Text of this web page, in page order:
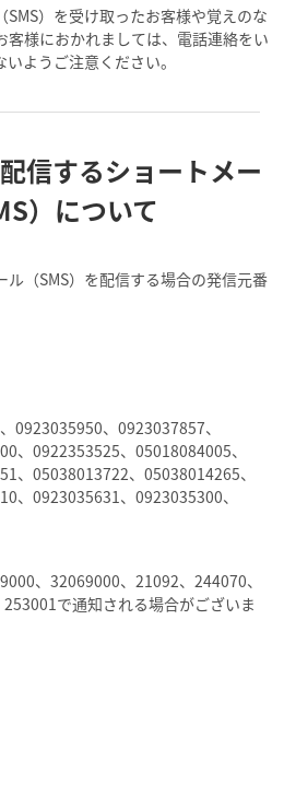
）を受け取ったお客様や覚えのな
客様におかれましては、電話連絡をい
ようご注意ください。
信するショートメー
）について
（SMS）を配信する場合の発信元番
0923035950、0923037857、
、0922353525、05018084005、
、05038013722、05038014265、
、0923035631、0923035300、
、32069000、21092、244070、
で通知される場合がございま